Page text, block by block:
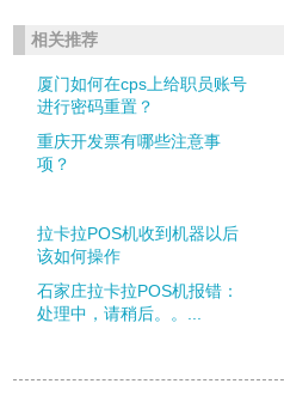
相关推荐
厦门如何在cps上给职员账号
进行密码重置？
重庆开发票有哪些注意事
项？
拉卡拉POS机收到机器以后
该如何操作
石家庄拉卡拉POS机报错：
处理中，请稍后。。...